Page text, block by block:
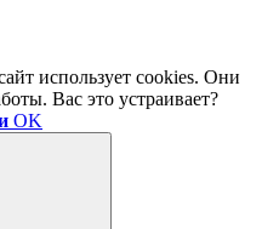
использует cookies. Они
Вас это устраивает?
OK